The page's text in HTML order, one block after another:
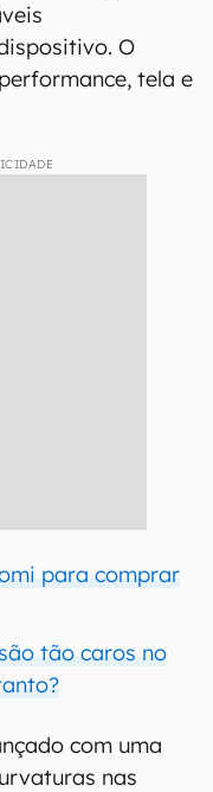
O
tela e
para comprar
tão caros no
com uma
nas